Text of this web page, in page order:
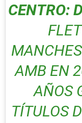
CENTRO:
AMB EN
AÑOS
TÍTULOS